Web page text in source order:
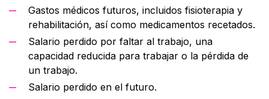
Gastos médicos futuros, incluidos fisioterapia y
rehabilitación, así como medicamentos recetados.
Salario perdido por faltar al trabajo, una
capacidad reducida para trabajar o la pérdida de
un trabajo.
Salario perdido en el futuro.